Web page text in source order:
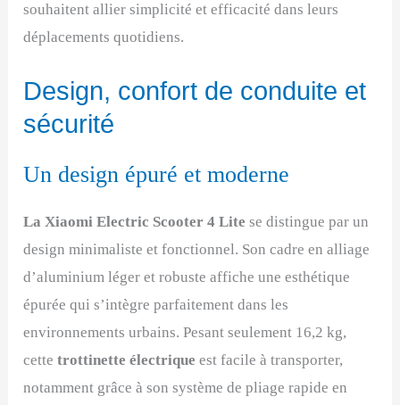
souhaitent allier simplicité et efficacité dans leurs
déplacements quotidiens.
Design, confort de conduite et
sécurité
Un design épuré et moderne
La Xiaomi Electric Scooter 4 Litese distingue par un
design minimaliste et fonctionnel. Son cadre en alliage
d’aluminium léger et robuste affiche une esthétique
épurée qui s’intègre parfaitement dans les
environnements urbains. Pesant seulement 16,2 kg,
cettetrottinette électrique est facile à transporter,
notamment grâce à son système de pliage rapide en